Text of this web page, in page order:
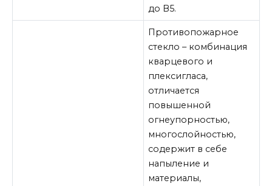
до В5.
Противопожарное
стекло – комбинация
кварцевого и
плексигласа,
отличается
повышенной
огнеупорностью,
многослойностью,
содержит в себе
напыление и
материалы,